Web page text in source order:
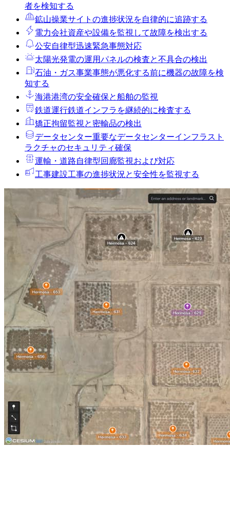
者を検知する
鉱山操業サイトの進捗状況を自律的に追跡する
電力会社資産や設備を監視して故障を検出する
公安自律型迅速緊急事態対応
太陽光発電の運用パネルの検査と不具合の検出
石油・ガス事業事態が悪化する前に機器の故障を検
知する
海港港湾の安全確保と船舶の監視
鉄道運行鉄道インフラを継続的に検査する
矯正拘留監視と密輸品の検出
データセンター重要なデータセンターインフラスト
ラクチャのセキュリティ確保
運輸・道路自律型回廊監視および対応
工事建設工事の進捗状況と安全性を監視する